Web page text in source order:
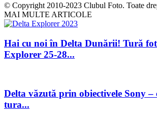
© Copyright 2010-2023 Clubul Foto. Toate
MAI MULTE ARTICOLE
Hai cu noi în Delta Dunării! Tură
Explorer 25-28...
Delta văzută prin obiectivele Sony –
tura...